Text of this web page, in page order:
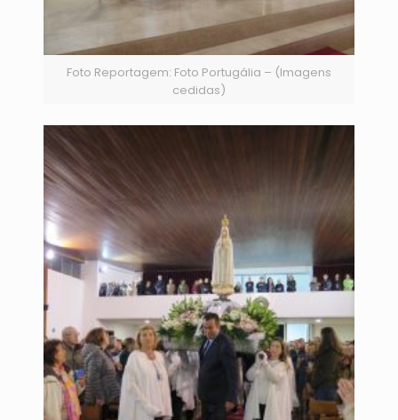
Foto Reportagem: Foto Portugália – (Imagens
cedidas)